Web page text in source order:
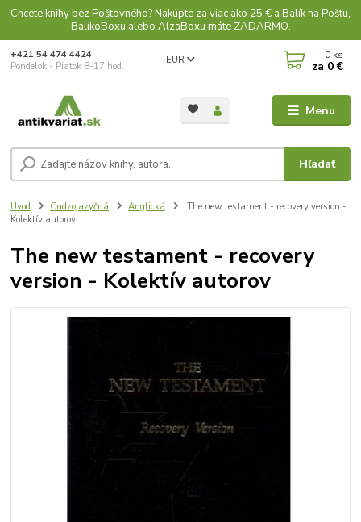
Chcete knihy bez Poštovného? Nakúpte za viac ako 25 € a Balík na Poštu,
BalíkoBoxu alebo AlzaBoxu máte ZADARMO.
Menu
EUR
Hľadať
+421 54 474 4424
Pondelok - Piatok 8-17 hod.
0 ks
za 0 €
Úvod Cudzojazyčná Anglická
The new testament - recovery version -
Kolektív autorov
The new testament - recovery
version - Kolektív autorov